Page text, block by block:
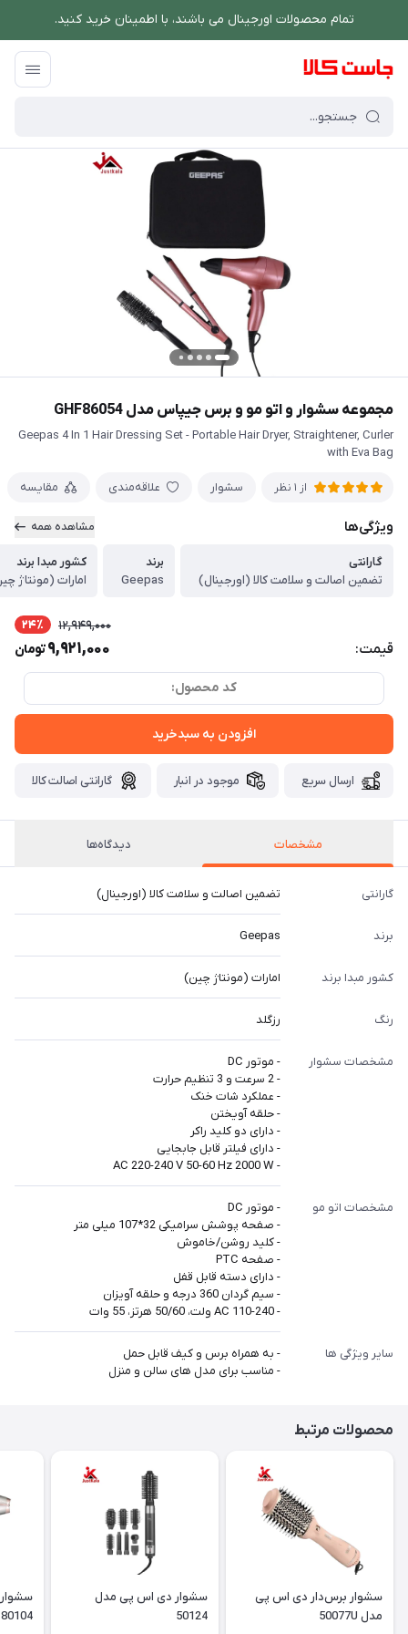
تمام محصولات اورجینال می باشند، با اطمینان خرید کنید.
فروشگاه اینترنتی جاست کالا
مجموعه سشوار و اتو مو و برس جیپاس مدل GHF86054
Geepas 4 In 1 Hair Dressing Set - Portable Hair Dryer, Straightener, Curler
with Eva Bag
از 1 نظر سشوار علاقه‌مندی مقایسه
ویژگی‌ها مشاهده همه
گارانتی
تضمین اصالت و سلامت کالا (اورجینال)
برند
Geepas
کشور مبدا برند
امارات (مونتاژ
قیمت:
12,949,000 24٪
9,921,000تومان
کد محصول:
افزودن به سبدخرید
ارسال سریع موجود در انبار گارانتی اصالت کالا
مشخصات دیدگاه‌ها
گارانتی تضمین اصالت و سلامت کالا (اورجینال)
برند Geepas
کشور مبدا برند امارات (مونتاژ چین)
رنگ رزگلد
مشخصات سشوار
- موتور DC
- 2 سرعت و 3 تنظیم حرارت
- عملکرد شات خنک
- حلقه آویختن
- دارای دو کلید راکر
- دارای فیلتر قابل جابجایی
- AC 220-240 V 50-60 Hz 2000 W
مشخصات اتو مو
- موتور DC
- صفحه پوشش سرامیکی 32*107 میلی متر
- کلید روشن/خاموش
- صفحه PTC
- دارای دسته قابل قفل
- سیم گردان 360 درجه و حلقه آویزان
- AC 110-240 ولت، 50/60 هرتز، 55 وات
سایر ویژگی ها
- به همراه برس و کیف قابل حمل
- مناسب برای مدل های سالن و منزل
محصولات مرتبط
سشوار برس‌دار دی اس پی
مدل 50077U
سشوار دی اس پی مدل
50124